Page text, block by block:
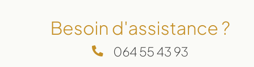
Besoin d'assistance ?
064 55 43 93